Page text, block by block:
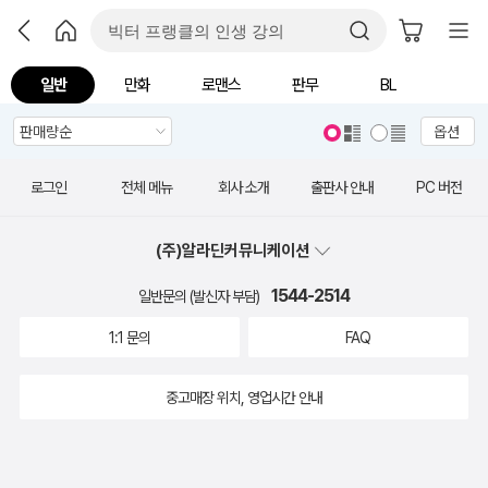
일반 만화 로맨스 판무 BL
옵션
로그인 전체 메뉴 회사 소개 출판사 안내 PC 버전
(주)알라딘커뮤니케이션
일반문의 (발신자 부담) 1544-2514
1:1 문의 FAQ
중고매장 위치, 영업시간 안내